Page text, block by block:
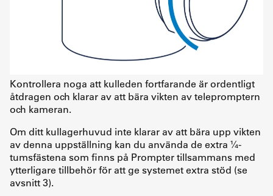
Kontrollera noga att kulleden fortfarande är ordentligt
åtdragen och klarar av att bära vikten av telepromptern
och kameran.
Om ditt kullagerhuvud inte klarar av att bära upp vikten
av denna uppställning kan du använda de extra ¼-
tumsfästena som finns på Prompter tillsammans med
ytterligare tillbehör för att ge systemet extra stöd (se
avsnitt 3).